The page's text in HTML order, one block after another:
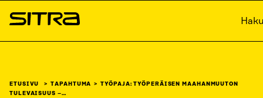
Siirry
suoraan
Sitra
ETUSIVU TAPAHTUMA
TYÖPAJA: TYÖPERÄISEN MAAHANMUUTON
TULEVAISUUS –…